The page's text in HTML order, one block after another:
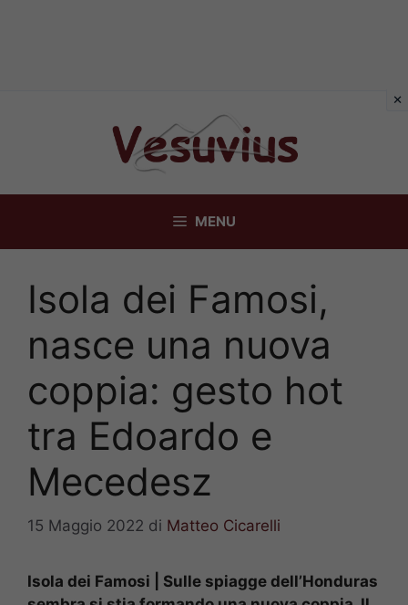
MENU
Isola dei Famosi,
nasce una nuova
coppia: gesto hot
tra Edoardo e
Mecedesz
15 Maggio 2022 di Matteo Cicarelli
Isola dei Famosi | Sulle spiagge dell’Honduras